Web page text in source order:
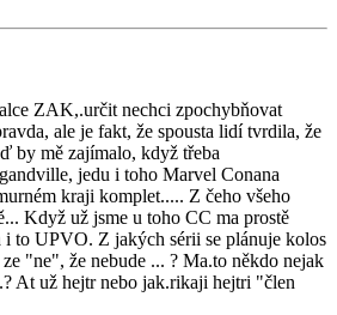
ZAK,.určit nechci zpochybňovat
ale je fakt, že spousta lidí tvrdila, že
by mě zajímalo, když třeba
jedu i toho Marvel Conana
kraji komplet..... Z čeho všeho
Když už jsme u toho CC ma prostě
i to UPVO. Z jakých sérii se plánuje kolos
"ne", že nebude ... ? Ma.to někdo nejak
At už hejtr nebo jak.rikaji hejtri "člen